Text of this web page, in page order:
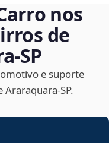
nos
de
e suporte